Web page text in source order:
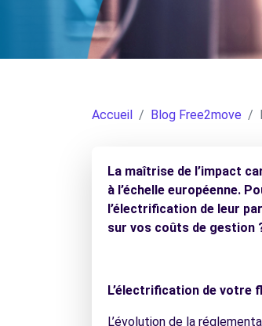
Accueil Blog Free2move
La maîtrise de l’impact
à l’échelle européenne.
l’électrification de leur
sur vos coûts de gestion
L’électrification de votre
L’évolution de la